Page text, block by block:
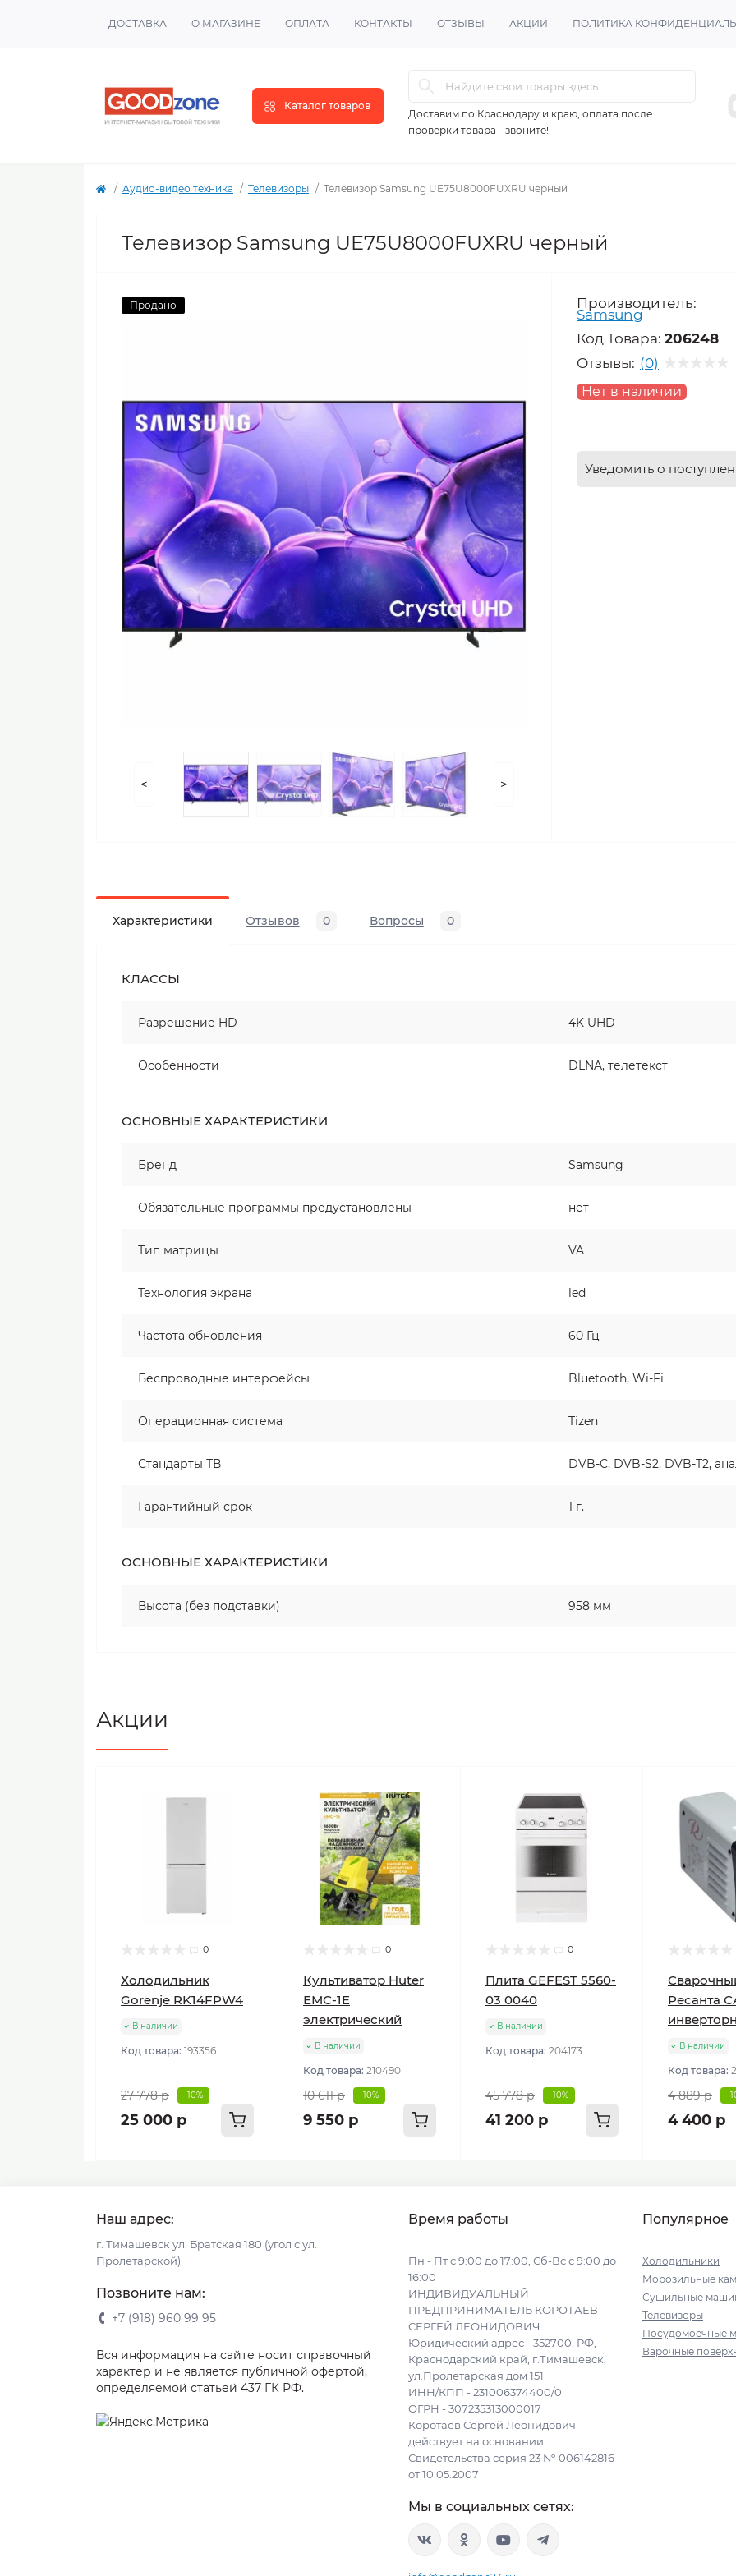
ДОСТАВКА О МАГАЗИНЕ ОПЛАТА КОНТАКТЫ ОТЗЫВЫ АКЦИИ ПОЛИТИКА
Каталог товаров
Доставим по Краснодару и краю, оплата после
проверки товара - звоните!
Аудио-видео техника Телевизоры Телевизор Samsung UE75U8000FUXRU черный
Телевизор Samsung UE75U8000FUXRU черный
Продано
< >
Производитель:
Samsung
Код Товара: 206248
Отзывы: (0)
Нет в наличии
Уведомить о
Характеристики Отзывов 0 Вопросы 0
КЛАССЫ
Разрешение HD 4K UHD
Особенности DLNA, телетекст
ОСНОВНЫЕ ХАРАКТЕРИСТИКИ
Бренд Samsung
Обязательные программы предустановлены нет
Тип матрицы VA
Технология экрана led
Частота обновления 60 Гц
Беспроводные интерфейсы Bluetooth, Wi-Fi
Операционная система Tizen
Стандарты ТВ DVB-C, DVB-S2, DVB-T2,
Гарантийный срок 1 г.
ОСНОВНЫЕ ХАРАКТЕРИСТИКИ
Высота (без подставки) 958 мм
Акции
0
Холодильник
Gorenje RK14FPW4
В наличии
Код товара: 193356
27 778 р -10%
25 000 р
0
Культиватор Huter
ЕМС-1E
электрический
В наличии
Код товара: 210490
10 611 р -10%
9 550 р
0
Плита GEFEST 5560-
03 0040
В наличии
Код товара: 204173
45 778 р -10%
41 200 р
Ресанта
В наличии
Код товара:
4 889 р -
4 400 р
Наш адрес:
г. Тимашевск ул. Братская 180 (угол с ул.
Пролетарской)
Позвоните нам:
+7 (918) 960 99 95
Вся информация на сайте носит справочный
характер и не является публичной офертой,
определяемой статьей 437 ГК РФ.
Время работы
Пн - Пт с 9:00 до 17:00, Сб-Вс с 9:00 до
16:00
ИНДИВИДУАЛЬНЫЙ
ПРЕДПРИНИМАТЕЛЬ КОРОТАЕВ
СЕРГЕЙ ЛЕОНИДОВИЧ
Юридический адрес - 352700, РФ,
Краснодарский край, г.Тимашевск,
ул.Пролетарская дом 151
ИНН/КПП - 231006374400/0
ОГРН - 307235313000017
Коротаев Сергей Леонидович
действует на основании
Свидетельства серия 23 № 006142816
от 10.05.2007
Мы в социальных сетях:
Популярное
Холодильники
Морозильные
Сушильные
Телевизоры
Посудомоечные
Варочные